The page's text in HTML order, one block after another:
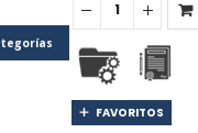
FAVORITOS